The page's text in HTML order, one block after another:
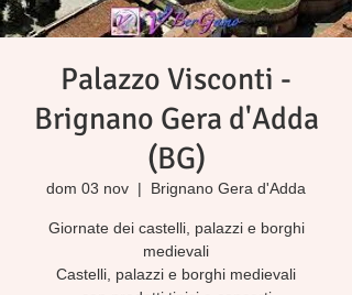
Palazzo Visconti -
Brignano Gera d'Adda
(BG)
dom 03 nov
  |
Brignano Gera d'Adda
Giornate dei castelli, palazzi e borghi
medievali
Castelli, palazzi e borghi medievali